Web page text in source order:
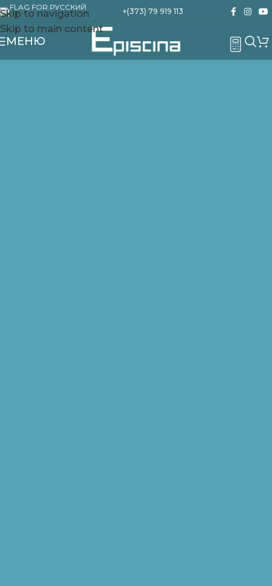
Skip to navigation
Skip to main content
+(373) 79 919 113
МЕНЮ